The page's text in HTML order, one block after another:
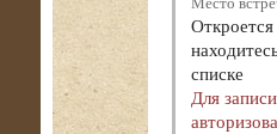
списке
Для